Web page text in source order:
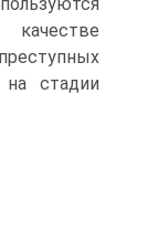
стадии